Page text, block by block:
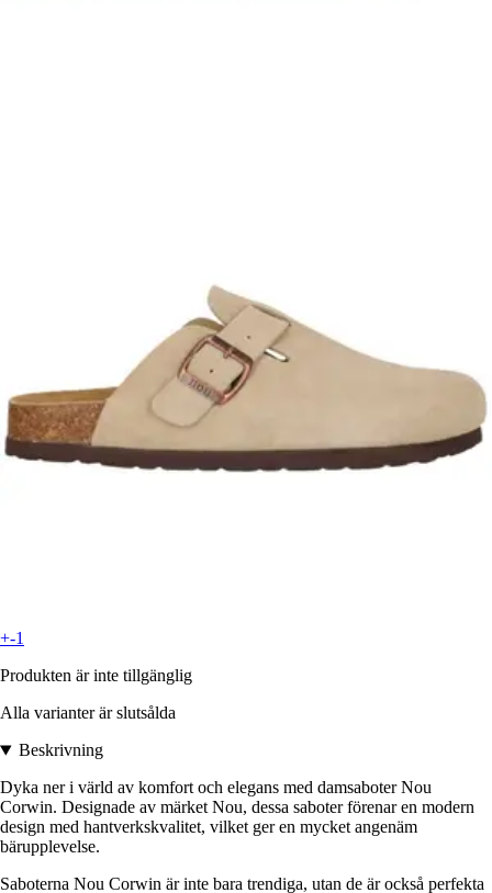
+-1
Produkten är inte tillgänglig
Alla varianter är slutsålda
Beskrivning
Dyka ner i värld av komfort och elegans med damsaboter Nou
Corwin. Designade av märket Nou, dessa saboter förenar en modern
design med hantverkskvalitet, vilket ger en mycket angenäm
bärupplevelse.
Saboterna Nou Corwin är inte bara trendiga, utan de är också perfekta